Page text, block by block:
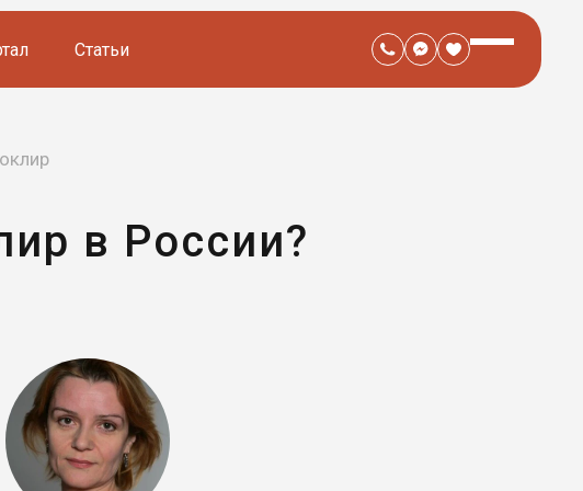
Статьи
в России?